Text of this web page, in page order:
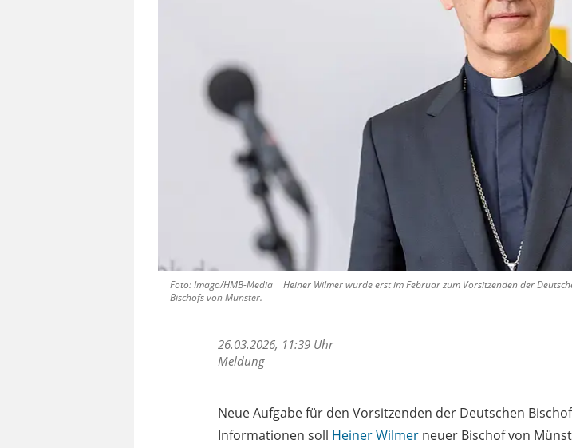
Foto: Imago/HMB-Media | Heiner Wilmer wurde erst im Februar zum Vorsitzenden der
Bischofs von Münster.
26.03.2026, 11:39 Uhr
Meldung
Neue Aufgabe für den Vorsitzenden der Deutschen
Informationen soll Heiner Wilmer neuer Bischof von